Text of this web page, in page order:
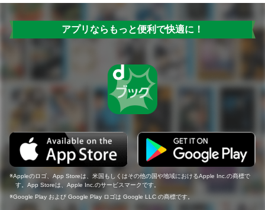
アプリならもっと便利で快適に！
Appleのロゴ、App Storeは、米国もしくはその他の国や地域におけるApple Inc.の商標で
す。App Storeは、Apple Inc.のサービスマークです。
Google Play および Google Play ロゴは Google LLC の商標です。